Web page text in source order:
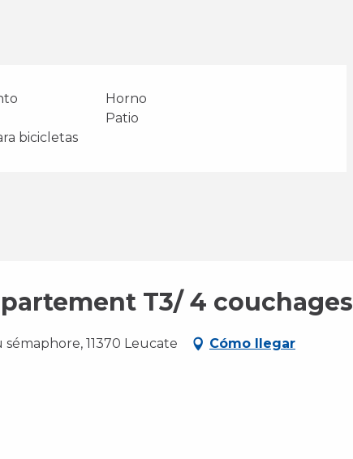
Horno
Patio
bicicletas
T3/ 4 couchages
11370 Leucate Cómo llegar